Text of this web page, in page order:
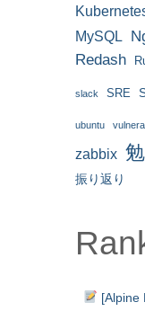
MySQL
Redash
slack SRE
ubuntu
zabbix
振り返り
[Alpine